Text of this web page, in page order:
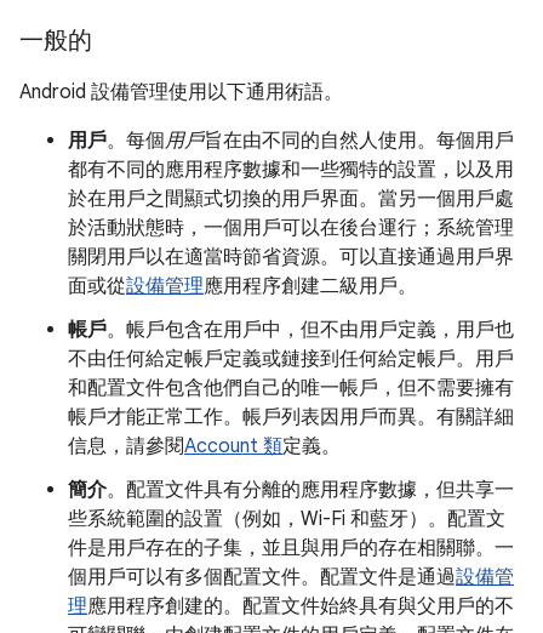
一般的
Android 設備管理使用以下通用術語。
用戶。每個用戶旨在由不同的自然人使用。每個用戶
都有不同的應用程序數據和一些獨特的設置，以及用
於在用戶之間顯式切換的用戶界面。當另一個用戶處
於活動狀態時，一個用戶可以在後台運行；系統管理
關閉用戶以在適當時節省資源。可以直接通過用戶界
面或從設備管理應用程序創建二級用戶。
帳戶。帳戶包含在用戶中，但不由用戶定義，用戶也
不由任何給定帳戶定義或鏈接到任何給定帳戶。用戶
和配置文件包含他們自己的唯一帳戶，但不需要擁有
帳戶才能正常工作。帳戶列表因用戶而異。有關詳細
信息，請參閱Account 類定義。
簡介。配置文件具有分離的應用程序數據，但共享一
些系統範圍的設置（例如，Wi-Fi 和藍牙）。配置文
件是用戶存在的子集，並且與用戶的存在相關聯。一
個用戶可以有多個配置文件。配置文件是通過設備管
理應用程序創建的。配置文件始終具有與父用戶的不